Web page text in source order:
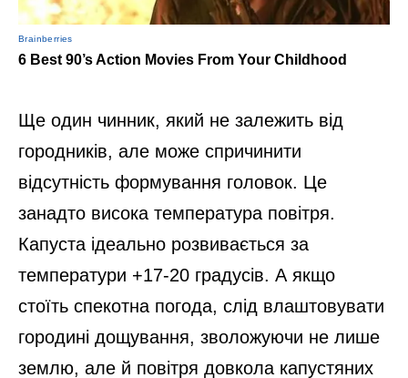
Ще один чинник, який не залежить від
городників, але може спричинити
відсутність формування головок. Це
занадто висока температура повітря.
Капуста ідеально розвивається за
температури +17-20 градусів. А якщо
стоїть спекотна погода, слід влаштовувати
городині дощування, зволожуючи не лише
землю, але й повітря довкола капустяних